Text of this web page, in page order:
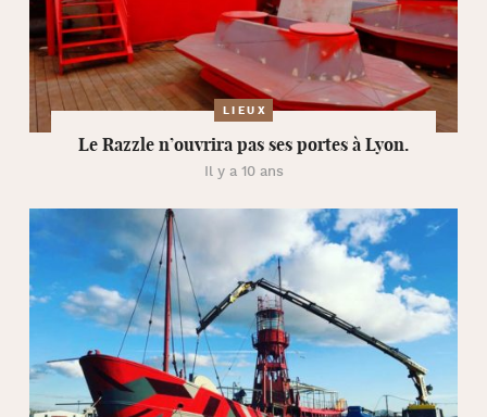
LIEUX
Le Razzle n’ouvrira pas ses portes à Lyon.
Il y a 10 ans